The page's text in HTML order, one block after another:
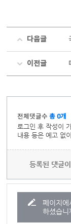
다음글
이전글
전체댓글수 총 0개
로그인 후 작성이
내용 등은 예고 없
등록된 댓글
페이지
하셨습니